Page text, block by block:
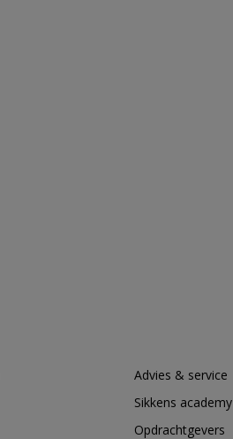
Advies & service
Sikkens academy
Opdrachtgevers